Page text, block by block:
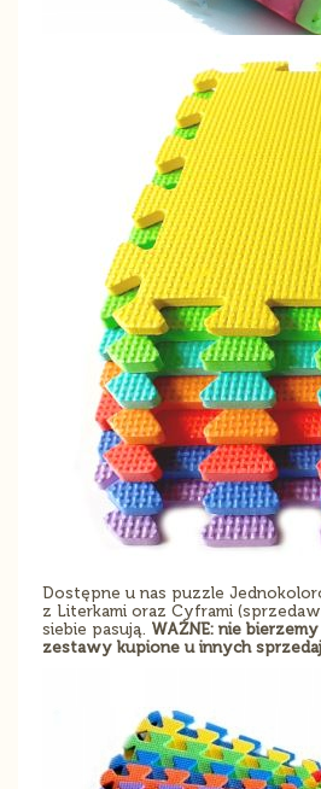
Dostępne u nas puzzle
z Literkami oraz Cyframi
siebie pasują. WAŻNE: nie
zestawy kupione u innych